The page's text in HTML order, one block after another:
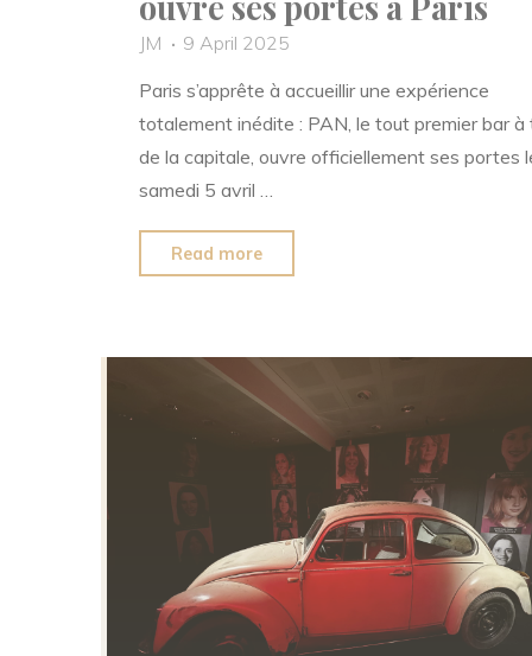
Baule"
JM
9 April 2025
Paris s’apprête à accueillir une expérience
totalement inédite : PAN, le tout premier bar à
de la capitale, ouvre officiellement ses portes
samedi 5 avril …
Read more
à
tir
ouvre
ses
portes
à
Paris"